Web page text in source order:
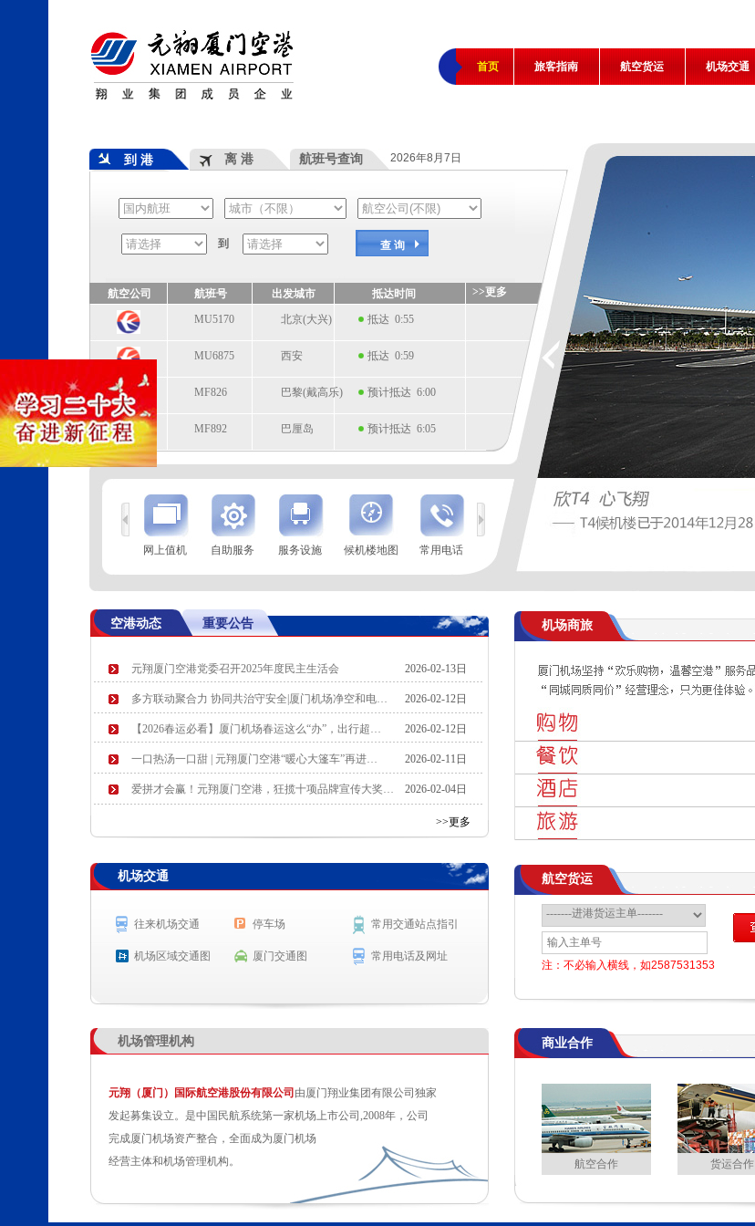
首页 旅客指南 航空货运 机场交通
到 港 离 港 航班号查询 2026年8月7日
到 查 询
航空公司 航班号 出发城市 抵达时间 >>更多
MU5170 北京(大兴) 抵达 0:55
MU6875 西安 抵达 0:59
MF826 巴黎(戴高乐) 预计抵达 6:00
MF892 巴厘岛 预计抵达 6:05
到
航空公司 航班号 到达城市
起飞时间
OD679
吉隆坡 起飞 23:48
航空公司
网上值机 自助服务 服务设施 候机楼地图 常用电话
空港动态 重要公告
元翔厦门空港党委召开2025年度民主生活会 2026-02-13日
多方联动聚合力 协同共治守安全|厦门机场净空和电… 2026-02-12日
【2026春运必看】厦门机场春运这么“办”，出行超… 2026-02-12日
一口热汤一口甜 | 元翔厦门空港“暖心大篷车”再进… 2026-02-11日
爱拼才会赢！元翔厦门空港，狂揽十项品牌宣传大奖… 2026-02-04日
>>更多
机场商旅
机场交通
往来机场交通 停车场 常用交通站点指引
机场区域交通图 厦门交通图 常用电话及网址
航空货运
注：不必输入横线，如2587531353
机场管理机构
元翔（厦门）国际航空港股份有限公司 由厦门翔业集团有限公司独家
发起募集设立。是中国民航系统第一家机场上市公司,2008年，公司
完成厦门机场资产整合，全面成为厦门机场
经营主体和机场管理机构。
商业合作
航空合作 货运合作